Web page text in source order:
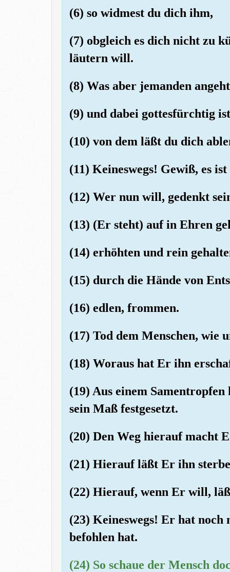
(6) so widmest du dich ihm,
(7) obgleich es dich nicht zu
läutern will.
(8) Was aber jemanden
(9) und dabei gottesfürchtig
(10) von dem läßt du dich
(11) Keineswegs! Gewiß, es
(12) Wer nun will, gedenkt
(13) (Er steht) auf in Ehren
(14) erhöhten und rein
(15) durch die Hände von
(16) edlen, frommen.
(17) Tod dem Menschen, wie
(18) Woraus hat Er ihn
(19) Aus einem
sein Maß festgesetzt.
(20) Den Weg hierauf macht
(21) Hierauf läßt Er ihn
(22) Hierauf, wenn Er will,
(23) Keineswegs! Er hat
befohlen hat.
(24) So schaue der Mensch